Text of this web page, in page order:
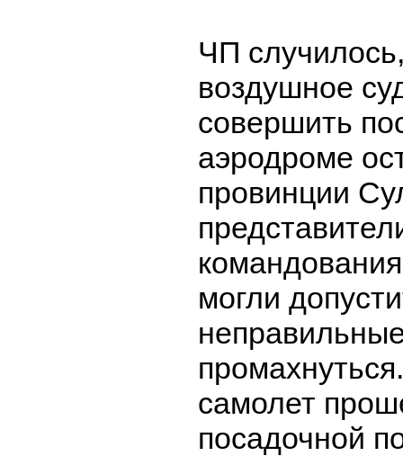
ЧП
воздушное
совершить
аэродроме
провинции
могли
самолет
посадочной